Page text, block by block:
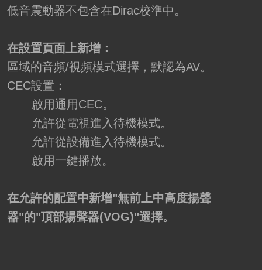
低音震動器不包含在Dirac校準中。
在設置頁面上新增：
區域的音頻/視頻模式選擇，默認為AV。
CEC設置：
啟用通用CEC。
允許從電視進入待機模式。
允許從設備進入待機模式。
啟用一鍵播放。
在允許的配置中新增"無前上中高度揚聲
器"的"頂部揚聲器(VOG)"選擇。